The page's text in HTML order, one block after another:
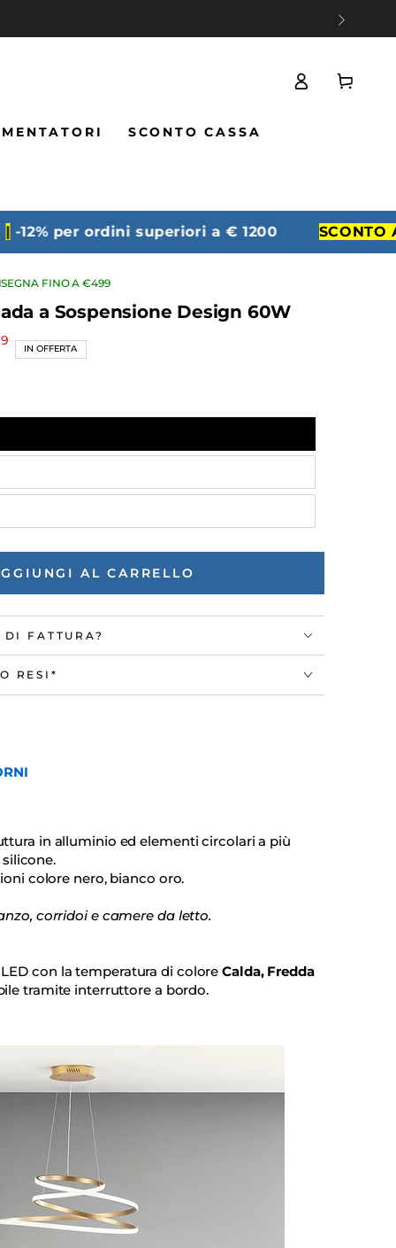
SCONTO CASSA
Accesso Carello
per ordini superiori a € 1200 SCONTO
FINO A €499
a Sospensione Design 60W
IN OFFERTA
AL CARRELLO
FATTURA?
RESI*
in alluminio ed elementi circolari a più
colore nero, bianco oro.
corridoi e camere da letto.
con la temperatura di coloreCalda, Fredda
tramite interruttore a bordo.